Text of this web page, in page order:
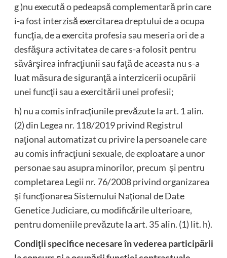
g )nu execută o pedeapsă complementară prin care
i-a fost interzisă exercitarea dreptului de a ocupa
funcţia, de a exercita profesia sau meseria ori de a
desfăşura activitatea de care s-a folosit pentru
săvârşirea infracţiunii sau faţă de aceasta nu s-a
luat măsura de siguranţă a interzicerii ocupării
unei funcţii sau a exercitării unei profesii;
h) nu a comis infracţiunile prevăzute la art. 1 alin.
(2) din Legea nr. 118/2019 privind Registrul
naţional automatizat cu privire la persoanele care
au comis infracţiuni sexuale, de exploatare a unor
personae sau asupra minorilor, precum şi pentru
completarea Legii nr. 76/2008 privind organizarea
şi funcţionarea Sistemului Naţional de Date
Genetice Judiciare, cu modificările ulterioare,
pentru domeniile prevăzute la art. 35 alin. (1) lit. h).
Condiţii specifice necesare în vederea participării